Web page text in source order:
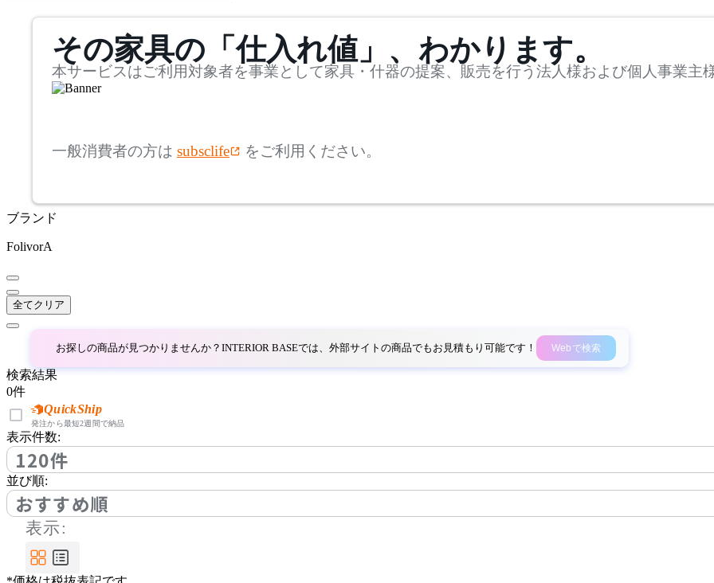
アダルトータルインテリ
アコレクション
アイコ
アイネクス
aluna
アルナ
Andreu World
アンドリューワールド
ANONIMA CASTELLI
mm
検索
~
~
座面高
その家具の「仕入れ値」、わかります。
本サービスはご利用対象者を事業として家具・什器の提案、販売を行う法人様および個人事業主
一般消費者の方は subsclife をご利用ください。
ブランド
FolivorA
全てクリア
お探しの商品が見つかりませんか？INTERIOR BASEでは、外部サイトの商品でもお見積もり可能です！ Webで検索
検索結果
0件
QuickShip
発注から最短2週間で納品
表示件数:
120件
並び順:
おすすめ順
表示: